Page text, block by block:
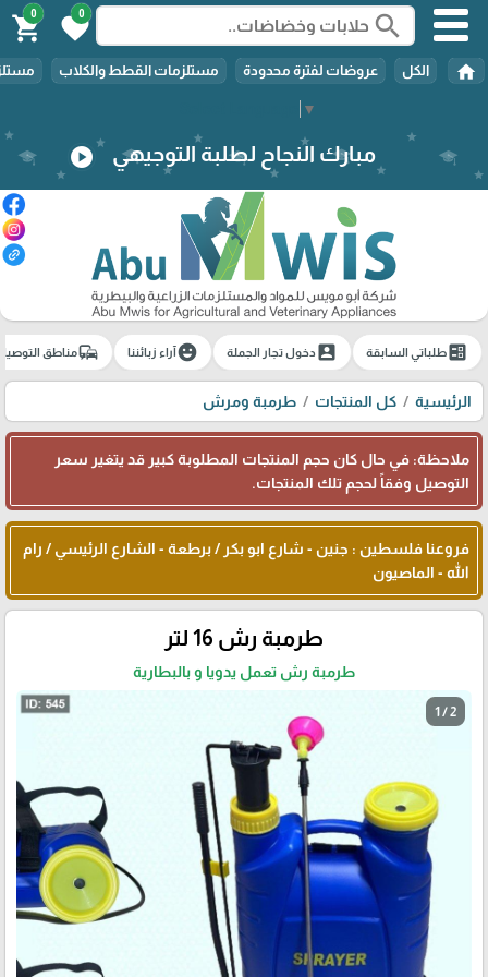
▼
search
0
favorite
0
shopping_cart
home الكل عروضات لفترة محدودة مستلزمات القطط والكلاب
مبارك النجاح لطلبة التوجيهي play_circle
ballotطلباتي السابقة account_boxدخول تجار الجملة emoji_emotionsآراء زبائننا commuteمناطق
الرئيسية كل المنتجات طرمبة ومرش
ملاحظة: في حال كان حجم المنتجات المطلوبة كبير قد يتغير سعر
التوصيل وفقاً لحجم تلك المنتجات.
فروعنا فلسطين : جنين - شارع ابو بكر / برطعة - الشارع الرئيسي / رام
الله - الماصيون
طرمبة رش 16 لتر
طرمبة رش تعمل يدويا و بالبطارية
1 / 2